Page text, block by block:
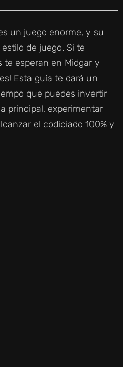
un juego enorme, y su
de juego. Si te
esperan en Midgar y
Esta guía te dará un
que puedes invertir
principal, experimentar
el codiciado 100% y